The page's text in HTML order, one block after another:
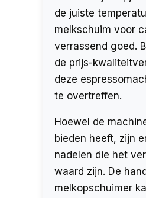
de juiste
melkschuim voor
verrassend goed.
de prijs-
deze
te overtreffen.
Hoewel de
bieden heeft, zijn
nadelen die het
waard zijn. De
melkopschuimer